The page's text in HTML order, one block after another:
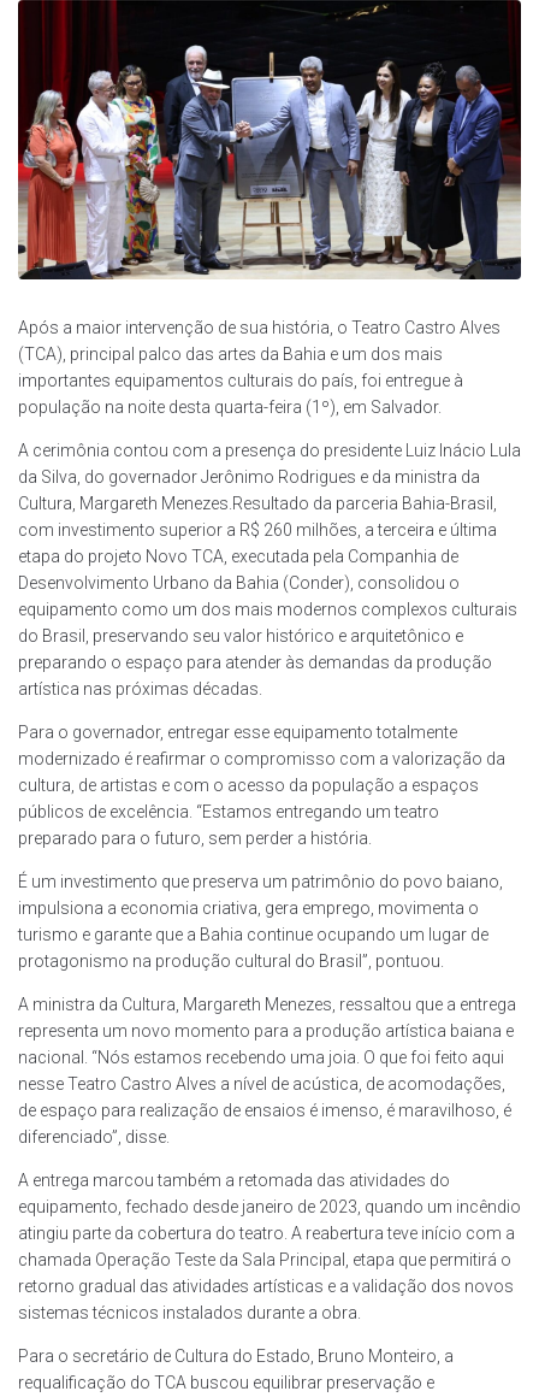
Após a maior intervenção de sua história, o Teatro Castro Alves
(TCA), principal palco das artes da Bahia e um dos mais
importantes equipamentos culturais do país, foi entregue à
população na noite desta quarta-feira (1º), em Salvador.
A cerimônia contou com a presença do presidente Luiz Inácio Lula
da Silva, do governador Jerônimo Rodrigues e da ministra da
Cultura, Margareth Menezes.Resultado da parceria Bahia-Brasil,
com investimento superior a R$ 260 milhões, a terceira e última
etapa do projeto Novo TCA, executada pela Companhia de
Desenvolvimento Urbano da Bahia (Conder), consolidou o
equipamento como um dos mais modernos complexos culturais
do Brasil, preservando seu valor histórico e arquitetônico e
preparando o espaço para atender às demandas da produção
artística nas próximas décadas.
Para o governador, entregar esse equipamento totalmente
modernizado é reafirmar o compromisso com a valorização da
cultura, de artistas e com o acesso da população a espaços
públicos de excelência. “Estamos entregando um teatro
preparado para o futuro, sem perder a história.
É um investimento que preserva um patrimônio do povo baiano,
impulsiona a economia criativa, gera emprego, movimenta o
turismo e garante que a Bahia continue ocupando um lugar de
protagonismo na produção cultural do Brasil”, pontuou.
A ministra da Cultura, Margareth Menezes, ressaltou que a entrega
representa um novo momento para a produção artística baiana e
nacional. “Nós estamos recebendo uma joia. O que foi feito aqui
nesse Teatro Castro Alves a nível de acústica, de acomodações,
de espaço para realização de ensaios é imenso, é maravilhoso, é
diferenciado”, disse.
A entrega marcou também a retomada das atividades do
equipamento, fechado desde janeiro de 2023, quando um incêndio
atingiu parte da cobertura do teatro. A reabertura teve início com a
chamada Operação Teste da Sala Principal, etapa que permitirá o
retorno gradual das atividades artísticas e a validação dos novos
sistemas técnicos instalados durante a obra.
Para o secretário de Cultura do Estado, Bruno Monteiro, a
requalificação do TCA buscou equilibrar preservação e